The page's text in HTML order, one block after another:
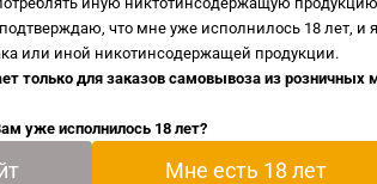
by KILO Sour SALT 10мл в Иваново и
что мне уже исполнилось 18 лет, и
или иной никотинсодержащей продукции.
только для заказов самовывоза изрозничных
уже исполнилось 18 лет?
Мне есть 18 лет